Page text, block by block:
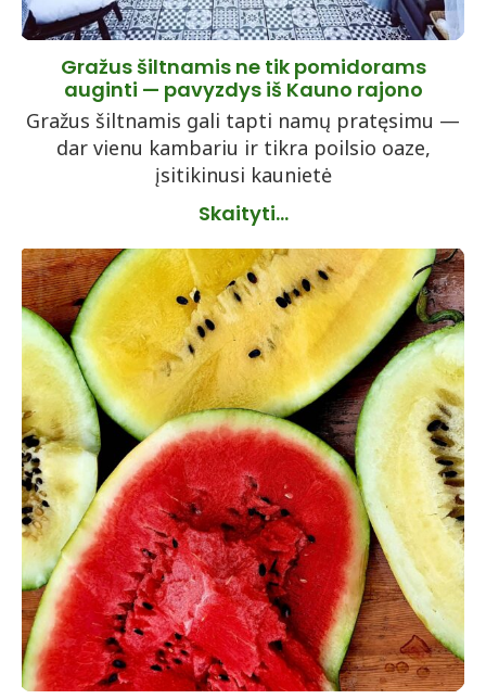
Gražus šiltnamis ne tik pomidorams
auginti — pavyzdys iš Kauno rajono
Gražus šiltnamis gali tapti namų pratęsimu —
dar vienu kambariu ir tikra poilsio oaze,
įsitikinusi kaunietė
Skaityti...